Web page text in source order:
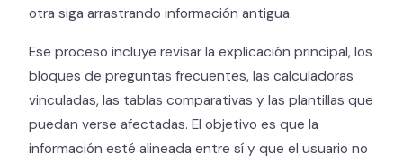
otra siga arrastrando información antigua.
Ese proceso incluye revisar la explicación principal, los
bloques de preguntas frecuentes, las calculadoras
vinculadas, las tablas comparativas y las plantillas que
puedan verse afectadas. El objetivo es que la
información esté alineada entre sí y que el usuario no